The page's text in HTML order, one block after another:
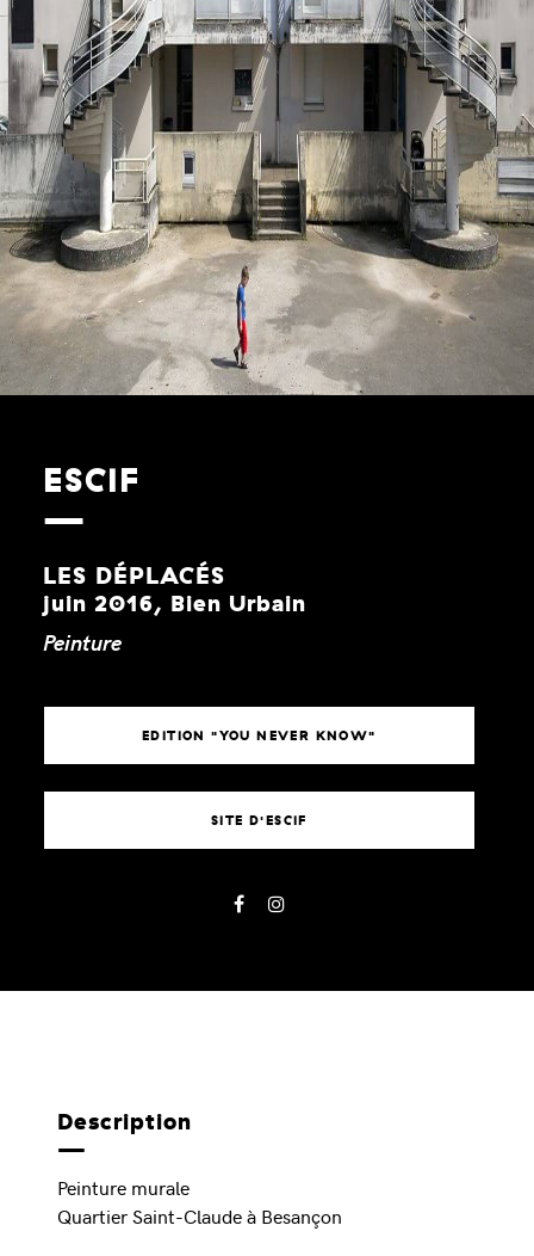
ESCIF
LES DÉPLACÉS
juin 2016, Bien Urbain
Peinture
EDITION "YOU NEVER KNOW"
SITE D'ESCIF
Description
Peinture murale
Quartier Saint-Claude à Besançon